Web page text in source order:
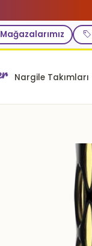
Mağazalarımız
Nargile Takımları